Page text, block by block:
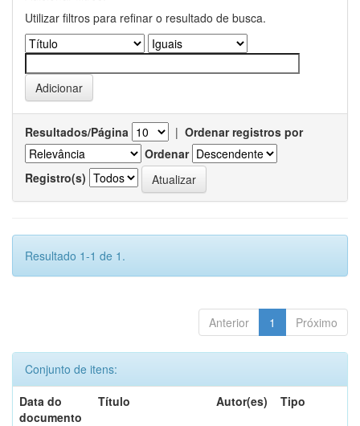
Utilizar filtros para refinar o resultado de busca.
Resultados/Página | Ordenar registros por
Ordenar
Registro(s)
Resultado 1-1 de 1.
Anterior 1 Próximo
Conjunto de itens:
Data do
documento
Título Autor(es) Tipo